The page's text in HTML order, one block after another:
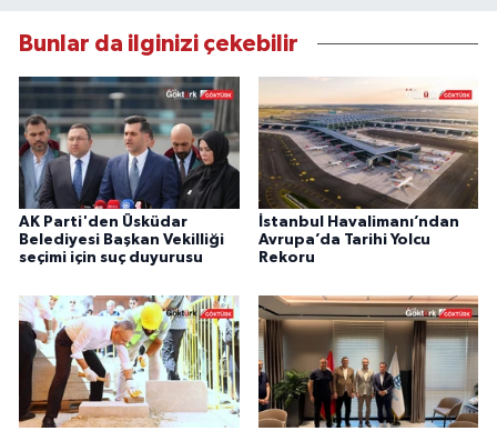
Bunlar da ilginizi çekebilir
AK Parti'den Üsküdar
Belediyesi Başkan Vekilliği
seçimi için suç duyurusu
İstanbul Havalimanı’ndan
Avrupa’da Tarihi Yolcu
Rekoru